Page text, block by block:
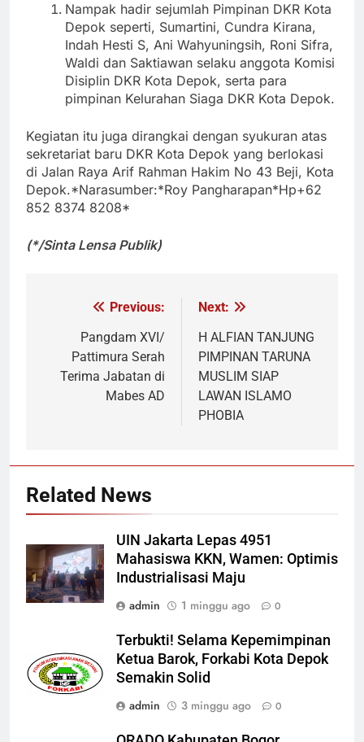
Nampak hadir sejumlah Pimpinan DKR Kota
Depok seperti, Sumartini, Cundra Kirana,
Indah Hesti S, Ani Wahyuningsih, Roni Sifra,
Waldi dan Saktiawan selaku anggota Komisi
Disiplin DKR Kota Depok, serta para
pimpinan Kelurahan Siaga DKR Kota Depok.
Kegiatan itu juga dirangkai dengan syukuran atas
sekretariat baru DKR Kota Depok yang berlokasi
di Jalan Raya Arif Rahman Hakim No 43 Beji, Kota
Depok.*Narasumber:*Roy Pangharapan*Hp+62
852 8374 8208*
(*/Sinta Lensa Publik)
NavigasiPrevious:
Pangdam XVI/
Pattimura Serah
Terima Jabatan di
Mabes AD
Next:
H ALFIAN TANJUNG
PIMPINAN TARUNA
MUSLIM SIAP
LAWAN ISLAMO
PHOBIA
Related News
UIN Jakarta Lepas 4951
Mahasiswa KKN, Wamen: Optimis
Industrialisasi Maju
admin
1 minggu ago 0
Terbukti! Selama Kepemimpinan
Ketua Barok, Forkabi Kota Depok
Semakin Solid
admin
3 minggu ago 0